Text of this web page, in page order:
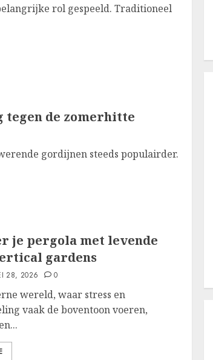
rol gespeeld. Traditioneel
de zomerhitte
gordijnen steeds populairder.
je pergola met levende
gardens
28, 2026 0
wereld, waar stress en
vaak de boventoon voeren,